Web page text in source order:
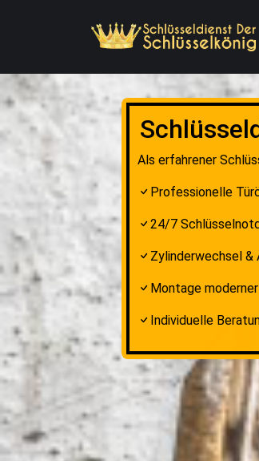
Als erfahrener
Professionelle
24/7
Zylinderwechsel
Montage
Individuelle